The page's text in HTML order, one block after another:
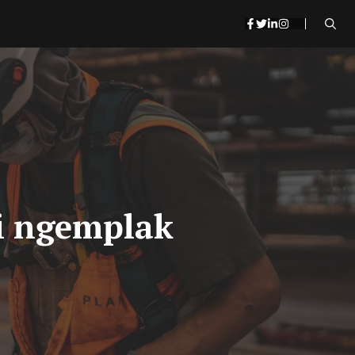
ngemplak